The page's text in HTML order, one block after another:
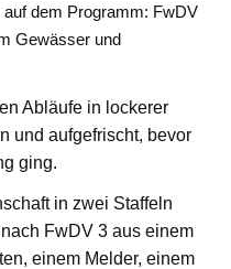
dem Programm: FwDV
Gewässer und
Abläufe in lockerer
und aufgefrischt, bevor
ging.
in zwei Staffeln
FwDV 3 aus einem
einem Melder, einem